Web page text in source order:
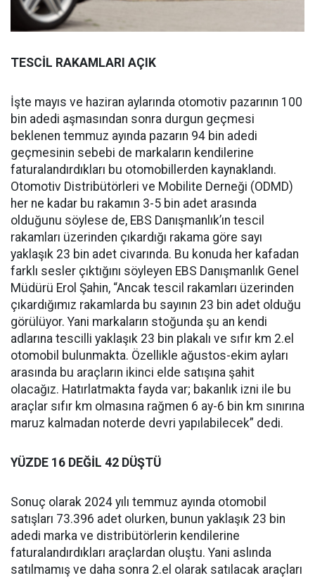
TESCİL RAKAMLARI AÇIK
İşte mayıs ve haziran aylarında otomotiv pazarının 100
bin adedi aşmasından sonra durgun geçmesi
beklenen temmuz ayında pazarın 94 bin adedi
geçmesinin sebebi de markaların kendilerine
faturalandırdıkları bu otomobillerden kaynaklandı.
Otomotiv Distribütörleri ve Mobilite Derneği (ODMD)
her ne kadar bu rakamın 3-5 bin adet arasında
olduğunu söylese de, EBS Danışmanlık’ın tescil
rakamları üzerinden çıkardığı rakama göre sayı
yaklaşık 23 bin adet civarında. Bu konuda her kafadan
farklı sesler çıktığını söyleyen EBS Danışmanlık Genel
Müdürü Erol Şahin, “Ancak tescil rakamları üzerinden
çıkardığımız rakamlarda bu sayının 23 bin adet olduğu
görülüyor. Yani markaların stoğunda şu an kendi
adlarına tescilli yaklaşık 23 bin plakalı ve sıfır km 2.el
otomobil bulunmakta. Özellikle ağustos-ekim ayları
arasında bu araçların ikinci elde satışına şahit
olacağız. Hatırlatmakta fayda var; bakanlık izni ile bu
araçlar sıfır km olmasına rağmen 6 ay-6 bin km sınırına
maruz kalmadan noterde devri yapılabilecek” dedi.
YÜZDE 16 DEĞİL 42 DÜŞTÜ
Sonuç olarak 2024 yılı temmuz ayında otomobil
satışları 73.396 adet olurken, bunun yaklaşık 23 bin
adedi marka ve distribütörlerin kendilerine
faturalandırdıkları araçlardan oluştu. Yani aslında
satılmamış ve daha sonra 2.el olarak satılacak araçları